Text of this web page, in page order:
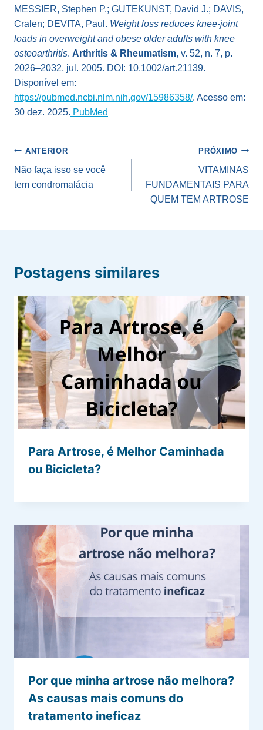
MESSIER, Stephen P.; GUTEKUNST, David J.; DAVIS,
Cralen; DEVITA, Paul. Weight loss reduces knee-joint
loads in overweight and obese older adults with knee
osteoarthritis. Arthritis & Rheumatism, v. 52, n. 7, p.
2026–2032, jul. 2005. DOI: 10.1002/art.21139.
Disponível em:
https://pubmed.ncbi.nlm.nih.gov/15986358/. Acesso em:
30 dez. 2025. PubMed
Navegação
de
Post
ANTERIOR
Não faça isso se você
tem condromalácia
PRÓXIMO
VITAMINAS
FUNDAMENTAIS PARA
QUEM TEM ARTROSE
Postagens similares
Para Artrose, é Melhor Caminhada
ou Bicicleta?
Por que minha artrose não melhora?
As causas mais comuns do
tratamento ineficaz